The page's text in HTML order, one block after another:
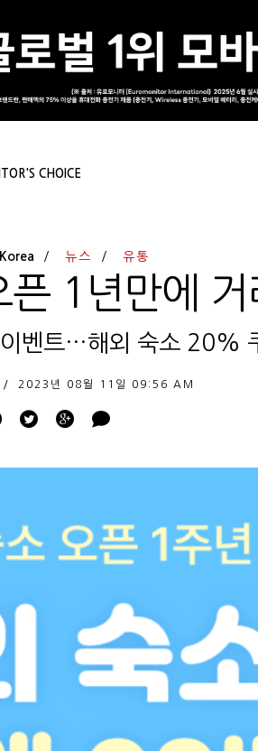
CHOICE
뉴스 유통
1년만에
벤트…해외 숙소 20%
2023년 08월 11일 09:56 AM